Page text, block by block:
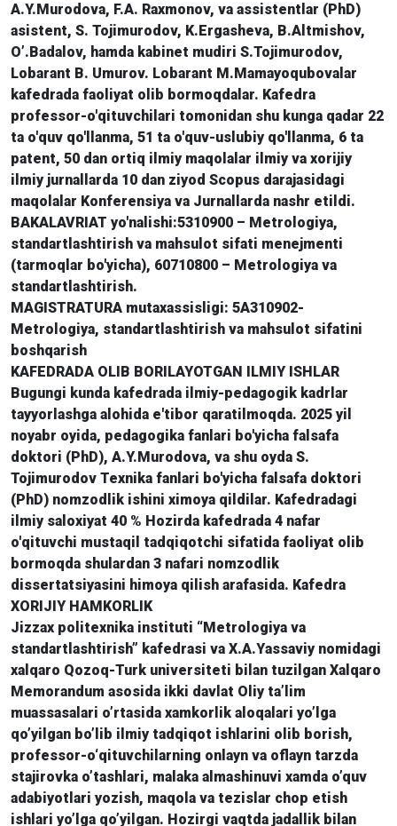
A.Y.Murodova, F.A. Raxmonov, va assistentlar (PhD)
asistent, S. Tojimurodov, K.Ergasheva, B.Altmishov,
O’.Badalov, hamda kabinet mudiri S.Tojimurodov,
Lobarant B. Umurov. Lobarant M.Mamayoqubovalar
kafedrada faoliyat olib bormoqdalar. Kafedra
professor-o'qituvchilari tomonidan shu kunga qadar 22
ta o'quv qo'llanma, 51 ta o'quv-uslubiy qo'llanma, 6 ta
patent, 50 dan ortiq ilmiy maqolalar ilmiy va xorijiy
ilmiy jurnallarda 10 dan ziyod Scopus darajasidagi
maqolalar Konferensiya va Jurnallarda nashr etildi.
BAKALAVRIAT yo'nalishi:5310900 – Metrologiya,
standartlashtirish va mahsulot sifati menejmenti
(tarmoqlar bo'yicha), 60710800 – Metrologiya va
standartlashtirish.
MAGISTRATURA mutaxassisligi: 5A310902-
Metrologiya, standartlashtirish va mahsulot sifatini
boshqarish
KAFEDRADA OLIB BORILAYOTGAN ILMIY ISHLAR
Bugungi kunda kafedrada ilmiy-pedagogik kadrlar
tayyorlashga alohida e'tibor qaratilmoqda. 2025 yil
noyabr oyida, pedagogika fanlari bo'yicha falsafa
doktori (PhD), A.Y.Murodova, va shu oyda S.
Tojimurodov Texnika fanlari bo'yicha falsafa doktori
(PhD) nomzodlik ishini ximoya qildilar. Kafedradagi
ilmiy saloxiyat 40 % Hozirda kafedrada 4 nafar
o'qituvchi mustaqil tadqiqotchi sifatida faoliyat olib
bormoqda shulardan 3 nafari nomzodlik
dissertatsiyasini himoya qilish arafasida. Kafedra
XORIJIY HAMKORLIK
Jizzax politexnika instituti “Metrologiya va
standartlashtirish” kafedrasi va X.A.Yassaviy nomidagi
xalqaro Qozoq-Turk universiteti bilan tuzilgan Xalqaro
Memorandum asosida ikki davlat Oliy ta’lim
muassasalari o’rtasida xamkorlik aloqalari yo’lga
qo’yilgan bo’lib ilmiy tadqiqot ishlarini olib borish,
professor-o‘qituvchilarning onlayn va oflayn tarzda
stajirovka o’tashlari, malaka almashinuvi xamda o’quv
adabiyotlari yozish, maqola va tezislar chop etish
ishlari yo’lga qo’yilgan. Hozirgi vaqtda jadallik bilan